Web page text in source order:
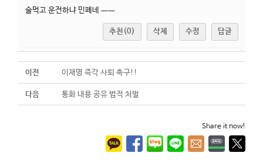
술먹고 운전하냐 민폐네 ㅡㅡ
추천(0) 삭제 수정 답글
이전 이재명 즉각 사퇴 촉구!!
다음 통화 내용 공유 법적 처벌
Share it now!